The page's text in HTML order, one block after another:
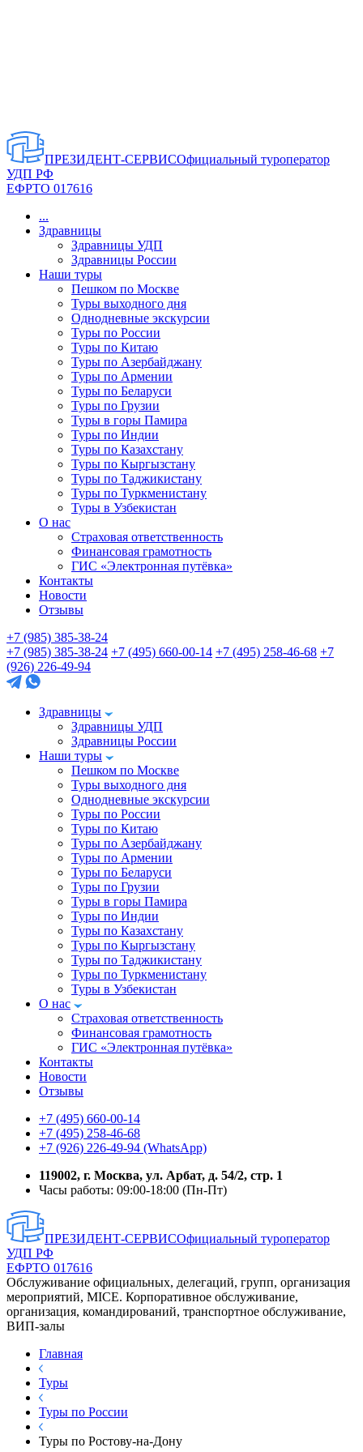
ПРЕЗИДЕНТ-СЕРВИСОфициальный туроператор
УДП РФ
ЕФРТО 017616
...
Здравницы
Здравницы УДП
Здравницы России
Наши туры
Пешком по Москве
Туры выходного дня
Однодневные экскурсии
Туры по России
Туры по Китаю
Туры по Азербайджану
Туры по Армении
Туры по Беларуси
Туры по Грузии
Туры в горы Памира
Туры по Индии
Туры по Казахстану
Туры по Кыргызстану
Туры по Таджикистану
Туры по Туркменистану
Туры в Узбекистан
О нас
Страховая ответственность
Финансовая грамотность
ГИС «Электронная путёвка»
Контакты
Новости
Отзывы
+7 (985) 385-38-24
+7 (985) 385-38-24 +7 (495) 660-00-14 +7 (495) 258-46-68 +7
(926) 226-49-94
Здравницы
Здравницы УДП
Здравницы России
Наши туры
Пешком по Москве
Туры выходного дня
Однодневные экскурсии
Туры по России
Туры по Китаю
Туры по Азербайджану
Туры по Армении
Туры по Беларуси
Туры по Грузии
Туры в горы Памира
Туры по Индии
Туры по Казахстану
Туры по Кыргызстану
Туры по Таджикистану
Туры по Туркменистану
Туры в Узбекистан
О нас
Страховая ответственность
Финансовая грамотность
ГИС «Электронная путёвка»
Контакты
Новости
Отзывы
+7 (495) 660-00-14
+7 (495) 258-46-68
+7 (926) 226-49-94 (WhatsApp)
119002, г. Москва, ул. Арбат, д. 54/2, стр. 1
Часы работы: 09:00-18:00 (Пн-Пт)
ПРЕЗИДЕНТ-СЕРВИСОфициальный туроператор
УДП РФ
ЕФРТО 017616
Обслуживание официальных, делегаций, групп, организация
мероприятий, MICE. Корпоративное обслуживание,
организация, командирований, транспортное обслуживание,
ВИП-залы
Главная
Туры
Туры по России
Туры по Ростову-на-Дону